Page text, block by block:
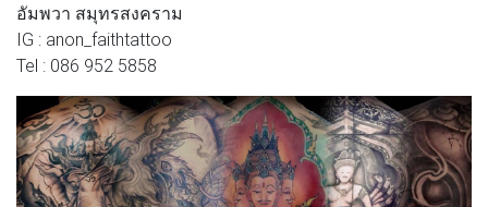
อัมพวา สมุทรสงคราม
IG : anon_faithtattoo
Tel : 086 952 5858